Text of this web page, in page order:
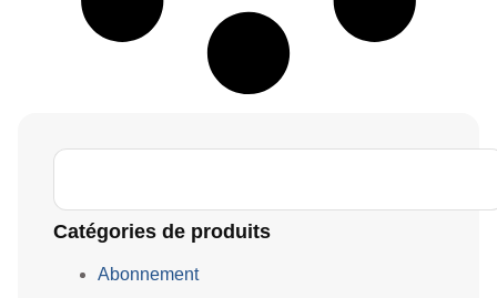
Catégories de produits
Abonnement